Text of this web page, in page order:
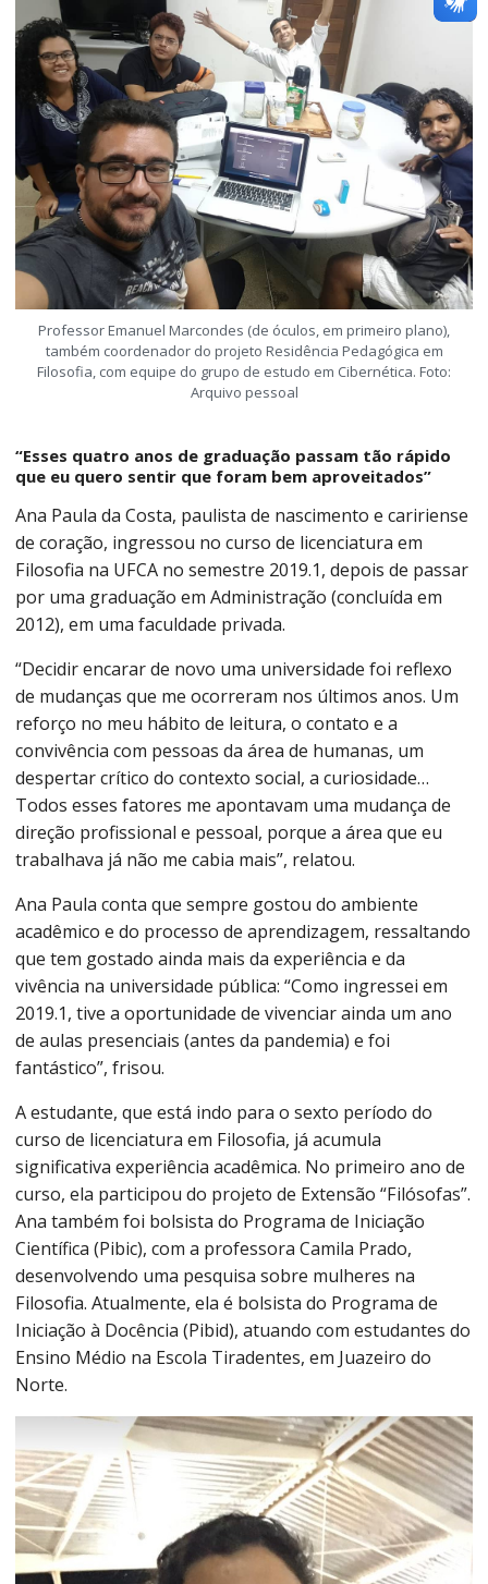
Professor Emanuel Marcondes (de óculos, em primeiro plano),
também coordenador do projeto Residência Pedagógica em
Filosofia, com equipe do grupo de estudo em Cibernética. Foto:
Arquivo pessoal
“Esses quatro anos de graduação passam tão rápido
que eu quero sentir que foram bem aproveitados”
Ana Paula da Costa, paulista de nascimento e caririense
de coração, ingressou no curso de licenciatura em
Filosofia na UFCA no semestre 2019.1, depois de passar
por uma graduação em Administração (concluída em
2012), em uma faculdade privada.
“Decidir encarar de novo uma universidade foi reflexo
de mudanças que me ocorreram nos últimos anos. Um
reforço no meu hábito de leitura, o contato e a
convivência com pessoas da área de humanas, um
despertar crítico do contexto social, a curiosidade…
Todos esses fatores me apontavam uma mudança de
direção profissional e pessoal, porque a área que eu
trabalhava já não me cabia mais”, relatou.
Ana Paula conta que sempre gostou do ambiente
acadêmico e do processo de aprendizagem, ressaltando
que tem gostado ainda mais da experiência e da
vivência na universidade pública: “Como ingressei em
2019.1, tive a oportunidade de vivenciar ainda um ano
de aulas presenciais (antes da pandemia) e foi
fantástico”, frisou.
A estudante, que está indo para o sexto período do
curso de licenciatura em Filosofia, já acumula
significativa experiência acadêmica. No primeiro ano de
curso, ela participou do projeto de Extensão “Filósofas”.
Ana também foi bolsista do Programa de Iniciação
Científica (Pibic), com a professora Camila Prado,
desenvolvendo uma pesquisa sobre mulheres na
Filosofia. Atualmente, ela é bolsista do Programa de
Iniciação à Docência (Pibid), atuando com estudantes do
Ensino Médio na Escola Tiradentes, em Juazeiro do
Norte.